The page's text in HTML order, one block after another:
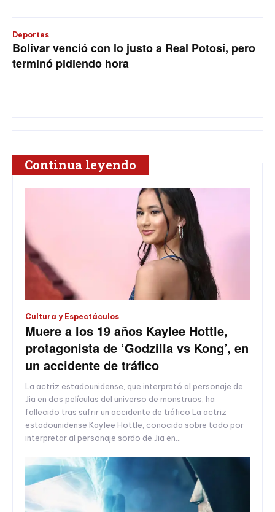
Deportes
Bolívar venció con lo justo a Real Potosí, pero
terminó pidiendo hora
Continua leyendo
Cultura y Espectáculos
Muere a los 19 años Kaylee Hottle,
protagonista de ‘Godzilla vs Kong’, en
un accidente de tráfico
La actriz estadounidense, que interpretó al personaje de
Jia en dos películas del universo de monstruos, ha
fallecido tras sufrir un accidente de tráfico La actriz
estadounidense Kaylee Hottle, conocida sobre todo por
interpretar al personaje sordo de Jia en...